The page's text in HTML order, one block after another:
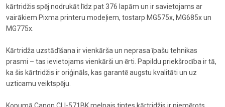
kārtridžis spēj nodrukāt līdz pat 376 lapām un ir savietojams ar
vairākiem Pixma printeru modeļiem, tostarp MG575x, MG685x un
MG775x.
Kārtridža uzstādīšana ir vienkārša un neprasa īpašu tehnikas
prasmi – tas ievietojams vienkārši un ērti. Papildu priekšrocība ir tā,
ka šis kārtridžis ir oriģināls, kas garantē augstu kvalitāti un uz
uzticamu veiktspēju.